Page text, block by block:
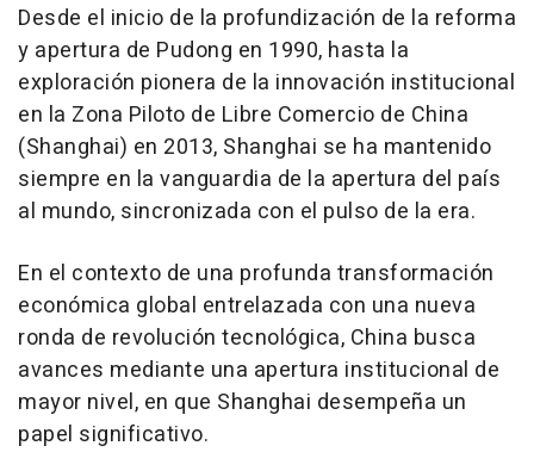
Desde el inicio de la profundización de la reforma
y apertura de Pudong en 1990, hasta la
exploración pionera de la innovación institucional
en la Zona Piloto de Libre Comercio de China
(Shanghai) en 2013, Shanghai se ha mantenido
siempre en la vanguardia de la apertura del país
al mundo, sincronizada con el pulso de la era.
En el contexto de una profunda transformación
económica global entrelazada con una nueva
ronda de revolución tecnológica, China busca
avances mediante una apertura institucional de
mayor nivel, en que Shanghai desempeña un
papel significativo.